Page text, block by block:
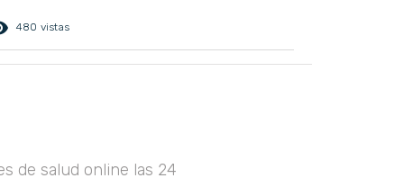
480 vistas
de salud online las 24